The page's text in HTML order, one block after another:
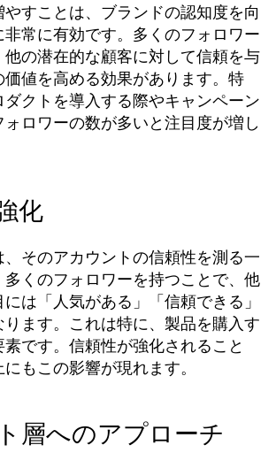
すことは、ブランドの認知度を向
常に有効です。多くのフォロワー
の潜在的な顧客に対して信頼を与
価値を高める効果があります。特
クトを導入する際やキャンペーン
ロワーの数が多いと注目度が増し
化
そのアカウントの信頼性を測る一
くのフォロワーを持つことで、他
は「人気がある」「信頼できる」
ります。これは特に、製品を購入す
です。信頼性が強化されること
もこの影響が現れます。
層へのアプローチ